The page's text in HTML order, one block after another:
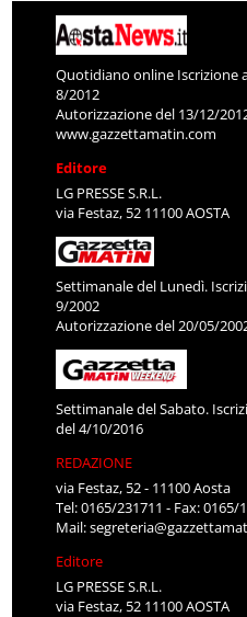
Quotidiano online Iscrizione
8/2012
Autorizzazione del 13/12/
www.gazzettamatin.com
Editore
LG PRESSE S.R.L.
via Festaz, 52 11100 AOSTA
Settimanale del Lunedì.
9/2002
Autorizzazione del 20/05/
Settimanale del Sabato.
del 4/10/2016
REDAZIONE
via Festaz, 52 - 11100 Aosta
Tel: 0165/231711 - Fax: 0165/
Mail:
Editore
LG PRESSE S.R.L.
via Festaz, 52 11100 AOSTA